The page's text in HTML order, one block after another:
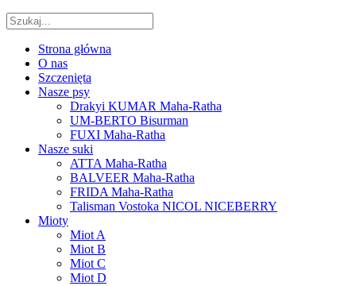
Strona główna
O nas
Szczenięta
Nasze psy
Drakyi KUMAR Maha-Ratha
UM-BERTO Bisurman
FUXI Maha-Ratha
Nasze suki
ATTA Maha-Ratha
BALVEER Maha-Ratha
FRIDA Maha-Ratha
Talisman Vostoka NICOL NICEBERRY
Mioty
Miot A
Miot B
Miot C
Miot D